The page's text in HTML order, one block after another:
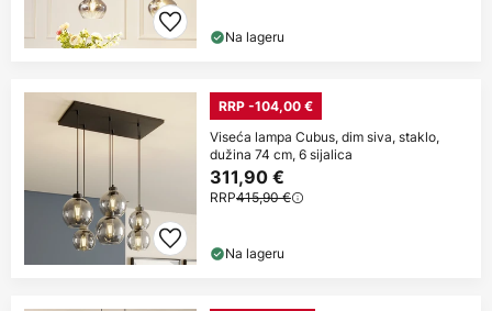
Na lageru
RRP -104,00 €
Viseća lampa Cubus, dim siva, staklo,
dužina 74 cm, 6 sijalica
311,90 €
RRP415,90 €
Na lageru